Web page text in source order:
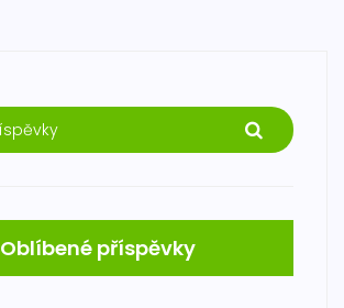
Oblíbené příspěvky